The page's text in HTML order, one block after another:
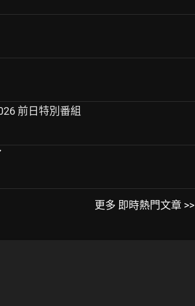
前日特別番組
更多 即時熱門文章 >>